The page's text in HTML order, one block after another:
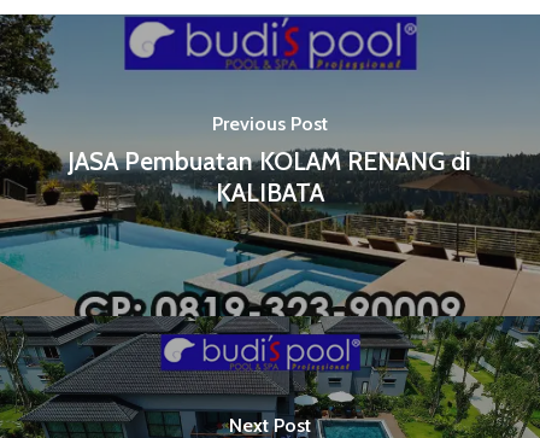
Previous Post
JASA Pembuatan KOLAM RENANG di
KALIBATA
Next Post